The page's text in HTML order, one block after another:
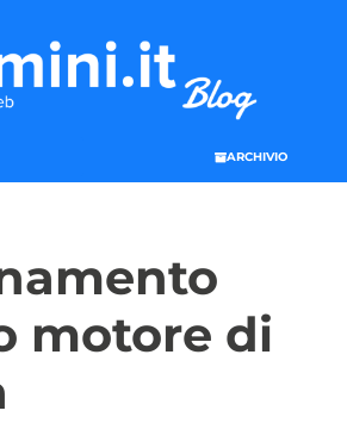
ARCHIVIO
motore di